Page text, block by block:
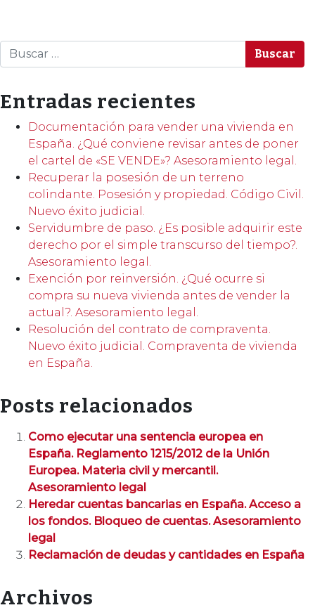
Buscar
Entradas recientes
Documentación para vender una vivienda en
España. ¿Qué conviene revisar antes de poner
el cartel de «SE VENDE»? Asesoramiento legal.
Recuperar la posesión de un terreno
colindante. Posesión y propiedad. Código Civil.
Nuevo éxito judicial.
Servidumbre de paso. ¿Es posible adquirir este
derecho por el simple transcurso del tiempo?.
Asesoramiento legal.
Exención por reinversión. ¿Qué ocurre si
compra su nueva vivienda antes de vender la
actual?. Asesoramiento legal.
Resolución del contrato de compraventa.
Nuevo éxito judicial. Compraventa de vivienda
en España.
Posts relacionados
Como ejecutar una sentencia europea en
España. Reglamento 1215/2012 de la Unión
Europea. Materia civil y mercantil.
Asesoramiento legal
Heredar cuentas bancarias en España. Acceso a
los fondos. Bloqueo de cuentas. Asesoramiento
legal
Reclamación de deudas y cantidades en España
Archivos